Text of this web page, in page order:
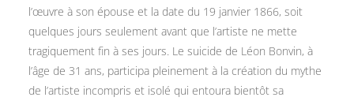
l’œuvre à son épouse et la date du 19 janvier 1866, soit
quelques jours seulement avant que l’artiste ne mette
tragiquement fin à ses jours. Le suicide de Léon Bonvin, à
l’âge de 31 ans, participa pleinement à la création du mythe
de l’artiste incompris et isolé qui entoura bientôt sa